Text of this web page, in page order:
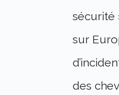
sécurité
sur
des